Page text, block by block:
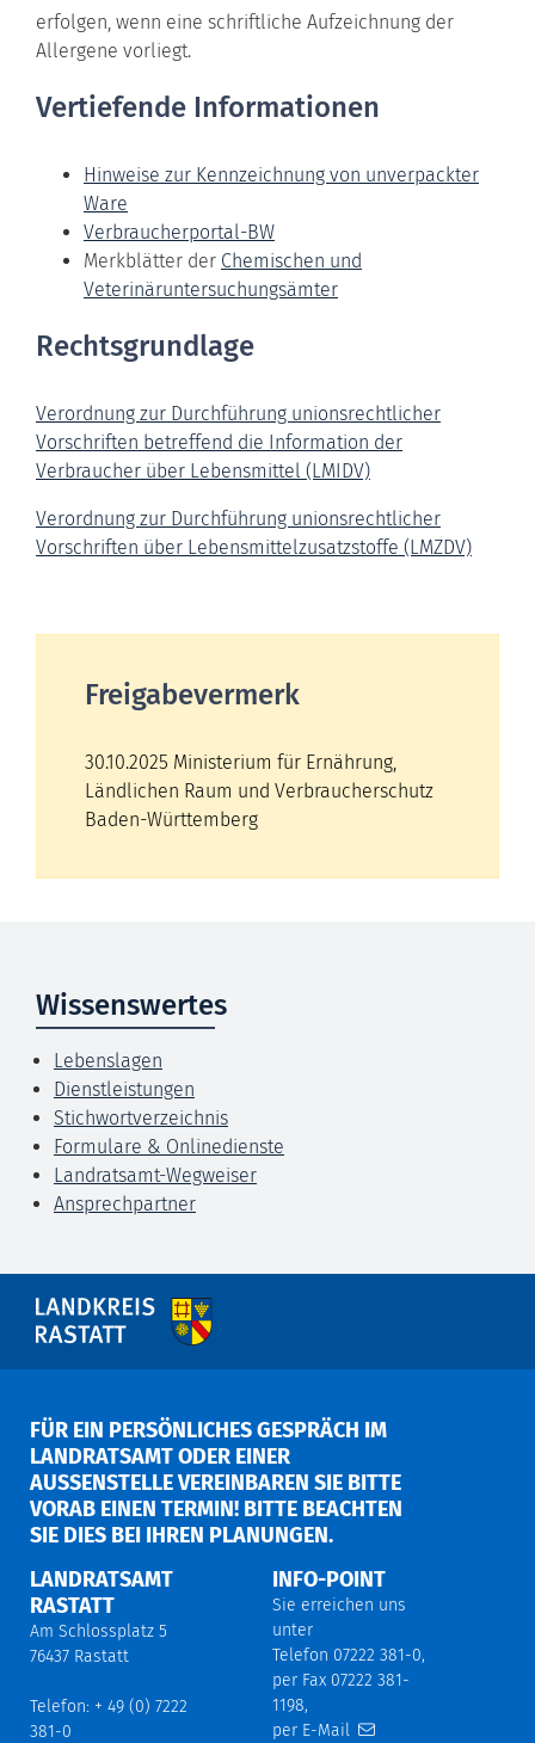
erfolgen, wenn eine schriftliche Aufzeichnung der
Allergene vorliegt.
Vertiefende Informationen
Hinweise zur Kennzeichnung von unverpackter
Ware
Verbraucherportal-BW
Merkblätter der Chemischen und
Veterinäruntersuchungsämter
Rechtsgrundlage
Verordnung zur Durchführung unionsrechtlicher
Vorschriften betreffend die Information der
Verbraucher über Lebensmittel (LMIDV)
Verordnung zur Durchführung unionsrechtlicher
Vorschriften über Lebensmittelzusatzstoffe (LMZDV)
Freigabevermerk
30.10.2025 Ministerium für Ernährung,
Ländlichen Raum und Verbraucherschutz
Baden-Württemberg
Wissenswertes
Lebenslagen
Dienstleistungen
Stichwortverzeichnis
Formulare & Onlinedienste
Landratsamt-Wegweiser
Ansprechpartner
FÜR EIN PERSÖNLICHES GESPRÄCH IM
LANDRATSAMT ODER EINER
AUSSENSTELLE VEREINBAREN SIE BITTE V
ORAB EINEN TERMIN! BITTE BEACHTEN S
IE DIES BEI IHREN PLANUNGEN.
LANDRATSAMT
RASTATT
Am Schlossplatz 5
76437 Rastatt
Telefon: + 49 (0) 7222
381-0
INFO-POINT
Sie erreichen uns
unter
Telefon 07222 381-0,
per Fax 07222 381-
1198,
per E-Mail